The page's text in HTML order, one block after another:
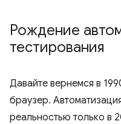
Рождение
тестирования
Давайте вернемся в
браузер.
реальностью только в